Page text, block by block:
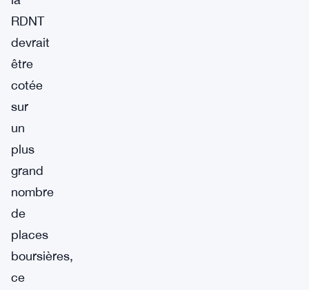
RDNT
devrait
être
cotée
sur
un
plus
grand
nombre
de
places
boursières,
ce